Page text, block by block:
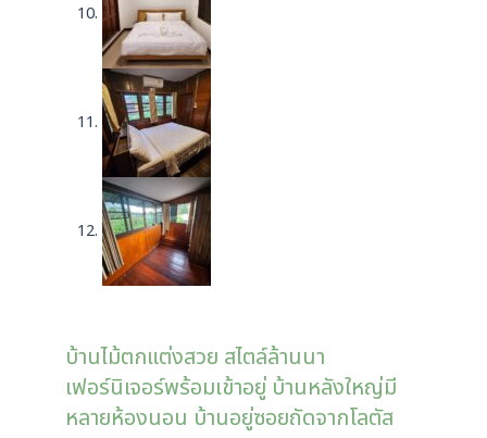
บ้านไม้ตกแต่งสวย สไตล์ล้านนา
เฟอร์นิเจอร์พร้อมเข้าอยู่ บ้านหลังใหญ่มี
หลายห้องนอน บ้านอยู่ซอยถัดจากโลตัส